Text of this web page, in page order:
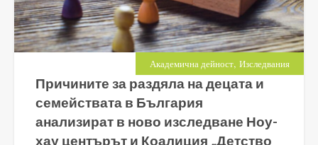
Академична дейност, Изследвания
Причините за раздяла на децата и
семействата в България
анализират в ново изследване Ноу-
хау центърът и Коалиция „Детство